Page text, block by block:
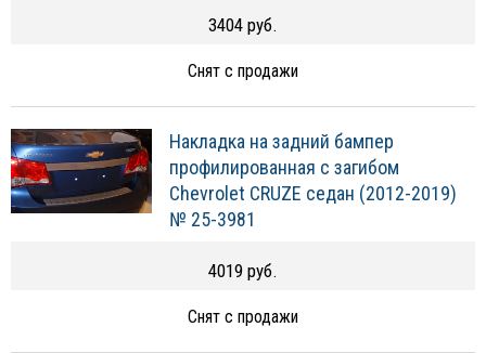
3404 руб.
Снят с продажи
Накладка на задний бампер
профилированная с загибом
Chevrolet CRUZE седан (2012-2019)
№ 25-3981
4019 руб.
Снят с продажи